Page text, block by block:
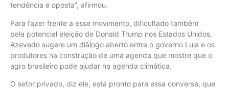
tendência é oposta”, afirmou.
Para fazer frente a esse movimento, dificultado também
pela potencial eleição de Donald Trump nos Estados Unidos,
Azevedo sugere um diálogo aberto entre o governo Lula e os
produtores na construção de uma agenda que mostre que o
agro brasileiro pode ajudar na agenda climática.
O setor privado, diz ele, está pronto para essa conversa, que